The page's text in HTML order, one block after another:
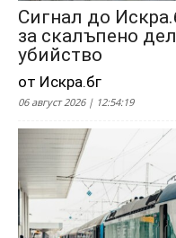
Сигнал до
за скалъпено
убийство
от Искра.бг
06 август 2026 | 12:54:19